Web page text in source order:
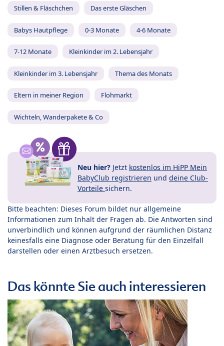
Stillen & Fläschchen Das erste Gläschen
Babys Hautpflege 0-3 Monate 4-6 Monate
7-12 Monate Kleinkinder im 2. Lebensjahr
Kleinkinder im 3. Lebensjahr Thema des Monats
Eltern in meiner Region Flohmarkt
Wichteln, Wanderpakete & Co
Neu hier? Jetzt kostenlos im HiPP Mein
BabyClub registrieren und deine Club-
Vorteile sichern.
Bitte beachten: Dieses Forum bildet nur allgemeine
Informationen zum Inhalt der Fragen ab. Die Antworten sind
unverbindlich und können aufgrund der räumlichen Distanz
keinesfalls eine Diagnose oder Beratung für den Einzelfall
darstellen oder einen Arztbesuch ersetzen.
Das könnte Sie auch interessieren